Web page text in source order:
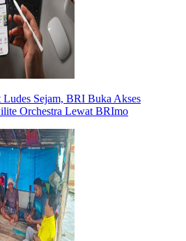
Ludes Sejam, BRI Buka Akses
Orchestra Lewat BRImo